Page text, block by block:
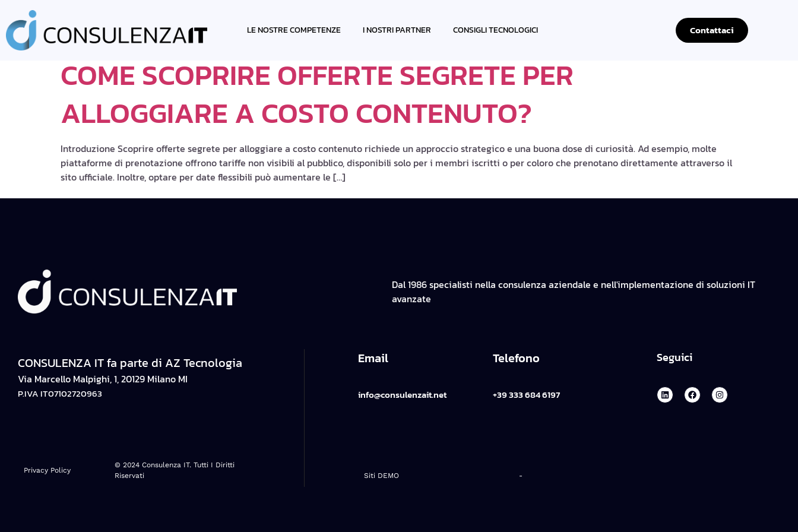
LE NOSTRE COMPETENZE I NOSTRI PARTNER CONSIGLI TECNOLOGICI Contattaci
TAG:ALLOGGIARE
COME SCOPRIRE OFFERTE SEGRETE PER
ALLOGGIARE A COSTO CONTENUTO?
Introduzione Scoprire offerte segrete per alloggiare a costo contenuto richiede un approccio strategico e una buona dose di curiosità. Ad esempio, molte
piattaforme di prenotazione offrono tariffe non visibili al pubblico, disponibili solo per i membri iscritti o per coloro che prenotano direttamente attraverso il
sito ufficiale. Inoltre, optare per date flessibili può aumentare le […]
Dal 1986 specialisti nella consulenza aziendale e nell'implementazione di soluzioni IT
avanzate
CONSULENZA IT fa parte di AZ Tecnologia
Via Marcello Malpighi, 1, 20129 Milano MI
P.IVA IT07102720963
Privacy Policy
© 2024 Consulenza IT. Tutti I Diritti
Riservati
Email
info@consulenzait.net
Telefono
+39 333 684 6197
Seguici
Siti DEMO -